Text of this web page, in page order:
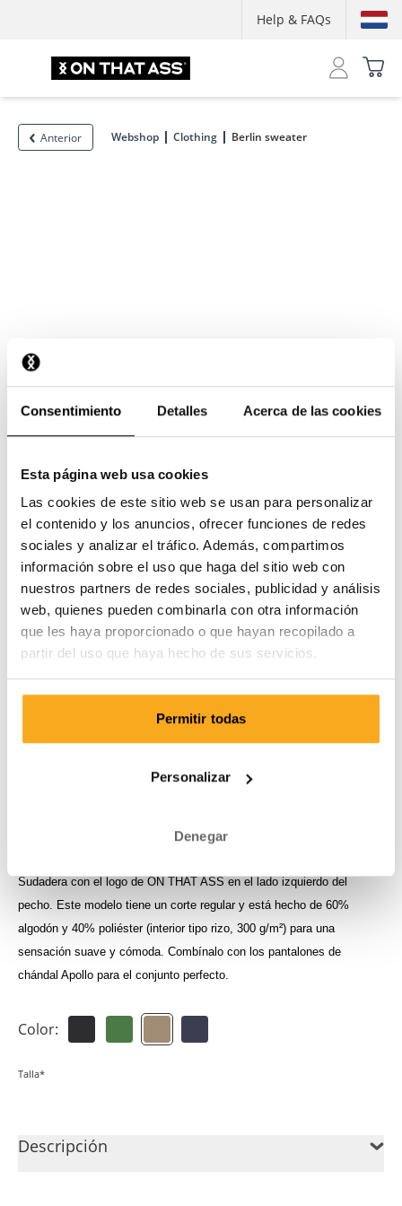
Consentimiento Detalles Acerca de las cookies
Esta página web usa cookies
Las cookies de este sitio web se usan para personalizar
el contenido y los anuncios, ofrecer funciones de redes
sociales y analizar el tráfico. Además, compartimos
información sobre el uso que haga del sitio web con
nuestros partners de redes sociales, publicidad y análisis
web, quienes pueden combinarla con otra información
que les haya proporcionado o que hayan recopilado a
partir del uso que haya hecho de sus servicios.
Permitir todas
Personalizar
Denegar
Help & FAQs
Anterior Webshop Clothing Berlin sweater
Sudadera con el logo de ON THAT ASS en el lado izquierdo del
pecho. Este modelo tiene un corte regular y está hecho de 60%
algodón y 40% poliéster (interior tipo rizo, 300 g/m²) para una
sensación suave y cómoda. Combínalo con los pantalones de
chándal Apollo para el conjunto perfecto.
Color:
Talla*
Descripción